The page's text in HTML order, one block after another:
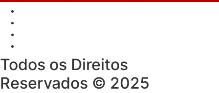
Todos os Direitos
Reservados © 2025